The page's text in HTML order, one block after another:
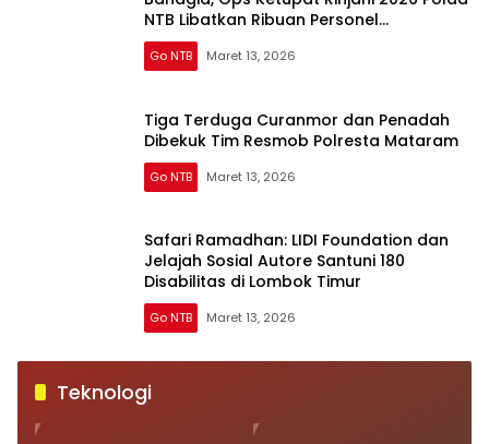
NTB Libatkan Ribuan Personel
Gabungan
Go NTB Maret 13, 2026
Tiga Terduga Curanmor dan Penadah
Dibekuk Tim Resmob Polresta Mataram
Go NTB Maret 13, 2026
Safari Ramadhan: LIDI Foundation dan
Jelajah Sosial Autore Santuni 180
Disabilitas di Lombok Timur
Go NTB Maret 13, 2026
Teknologi